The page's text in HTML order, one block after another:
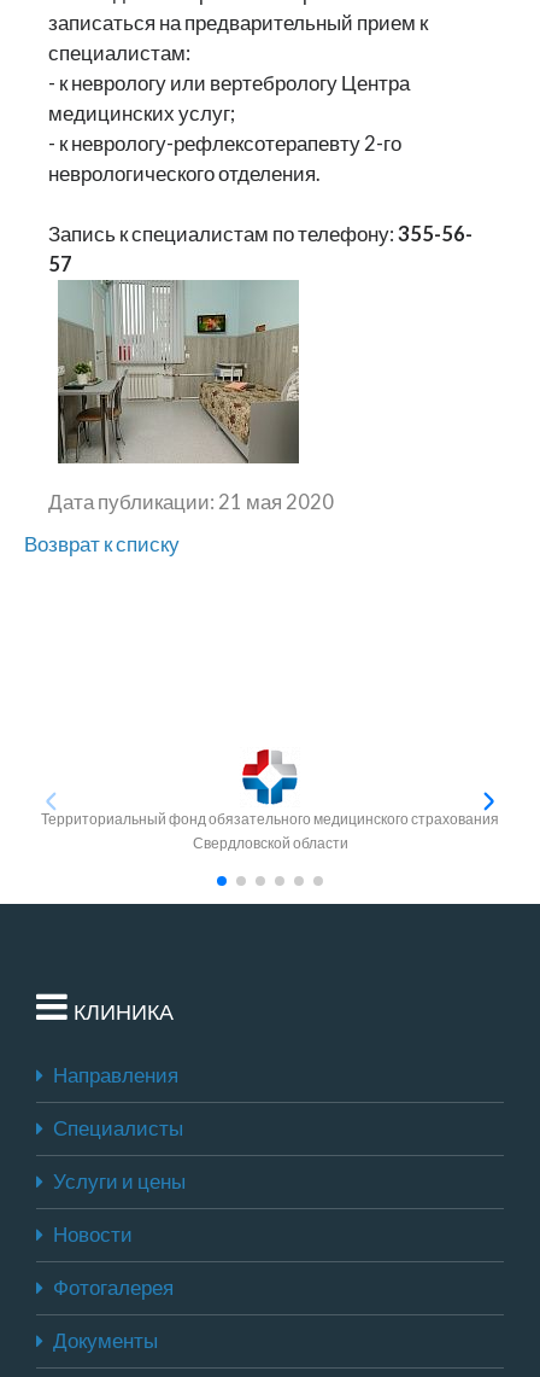
записаться на предварительный прием к
специалистам:
- к неврологу или вертебрологу Центра
медицинских услуг;
- к неврологу-рефлексотерапевту 2-го
неврологического отделения.
Запись к специалистам по телефону: 355-56-
57
Дата публикации: 21 мая 2020
Возврат к списку
Территориальный фонд обязательного медицинского страхования
Свердловской области
КЛИНИКА
Направления
Специалисты
Услуги и цены
Новости
Фотогалерея
Документы